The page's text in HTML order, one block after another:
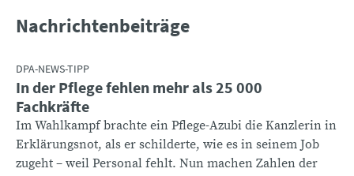
Nachrichtenbeiträge
DPA-NEWS-TIPP
In der Pflege fehlen mehr als 25 000
Fachkräfte
Im Wahlkampf brachte ein Pflege-Azubi die Kanzlerin in
Erklärungsnot, als er schilderte, wie es in seinem Job
zugeht – weil Personal fehlt. Nun machen Zahlen der